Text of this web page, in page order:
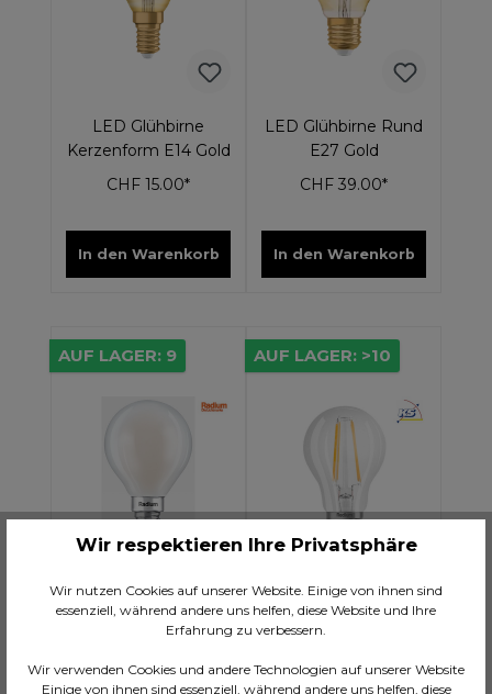
LED Glühbirne
Kerzenform E14 Gold
CHF 15.00*
In den Warenkorb
LED Glühbirne Rund
E27 Gold
CHF 39.00*
In den Warenkorb
AUF LAGER: 9
Tropfen Matt 5,9W
AUF LAGER: >10
Tropfenform
Wir respektieren Ihre Privatsphäre
Wir nutzen Cookies auf unserer Website. Einige von ihnen sind
essenziell, während andere uns helfen, diese Website und Ihre
Erfahrung zu verbessern.
Wir verwenden Cookies und andere Technologien auf unserer Website
Einige von ihnen sind essenziell, während andere uns helfen, diese